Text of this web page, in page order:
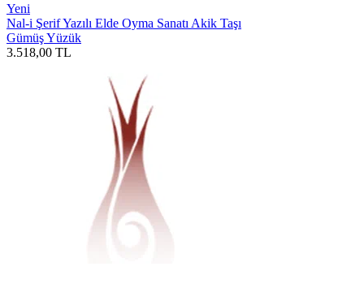
Yeni
Nal-i Şerif Yazılı Elde Oyma Sanatı Akik Taşı
Gümüş Yüzük
3.518,00 TL